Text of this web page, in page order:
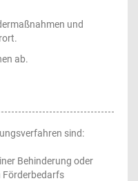
und
ab.
sind:
Behinderung oder
Förderbedarfs